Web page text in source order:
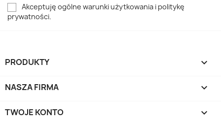
Akceptuję ogólne warunki użytkowania i politykę
prywatności.
PRODUKTY 
NASZA FIRMA 
TWOJE KONTO 